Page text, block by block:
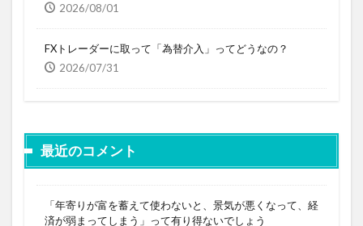
2026/08/01
FXトレーダーに取って「為替介入」ってどうなの？
2026/07/31
最近のコメント
「年寄りが富を蓄えて使わないと、景気が悪くなって、経
済が弱まってしまう」って有り得ないでしょう